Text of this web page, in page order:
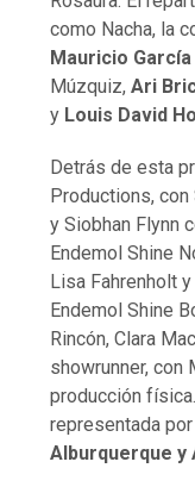
como Nacha, la
Mauricio
Múzquiz,Ari
y Louis David
Detrás de esta
Productions,
y Siobhan Flynn
Endemol Shine
Lisa Fahrenholt
Endemol Shine
Rincón, Clara
showrunner, con
producción
representada por
Alburquerque y